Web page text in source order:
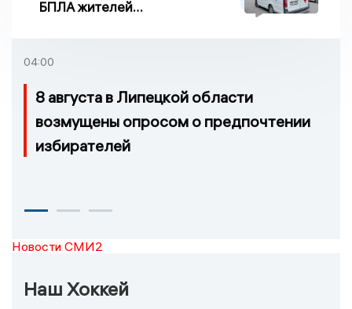
БПЛА жителей
04:00
8 августа в Липецкой области
возмущены опросом о предпочтении
избирателей
Новости СМИ2
Наш Хоккей